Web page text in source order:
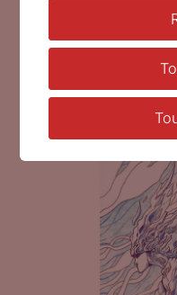
Nicolas Bical,
linogravure à
cm, 2025 (©